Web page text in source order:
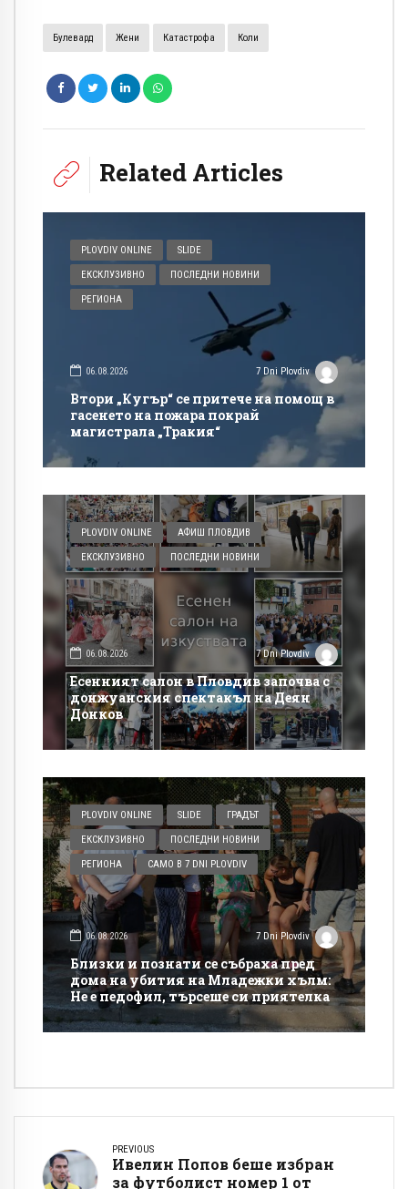
Булевард Жени Катастрофа Коли
Related Articles
PLOVDIV ONLINE SLIDE
ЕКСКЛУЗИВНО ПОСЛЕДНИ НОВИНИ
РЕГИОНА
06.08.2026 7 Dni Plovdiv
Втори „Кугър“ се притече на помощ в
гасенето на пожара покрай
магистрала „Тракия“
PLOVDIV ONLINE АФИШ ПЛОВДИВ
ЕКСКЛУЗИВНО ПОСЛЕДНИ НОВИНИ
06.08.2026 7 Dni Plovdiv
Есенният салон в Пловдив започва с
донжуанския спектакъл на Деян
Донков
PLOVDIV ONLINE SLIDE ГРАДЪТ
ЕКСКЛУЗИВНО ПОСЛЕДНИ НОВИНИ
РЕГИОНА САМО В 7 DNI PLOVDIV
06.08.2026 7 Dni Plovdiv
Близки и познати се събраха пред
дома на убития на Младежки хълм:
Не е педофил, търсеше си приятелка
PREVIOUS
Ивелин Попов беше избран
за футболист номер 1 от